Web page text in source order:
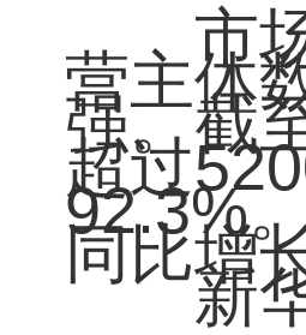
市场监
营主体
强。截
超过
92.3%
同比增
新华